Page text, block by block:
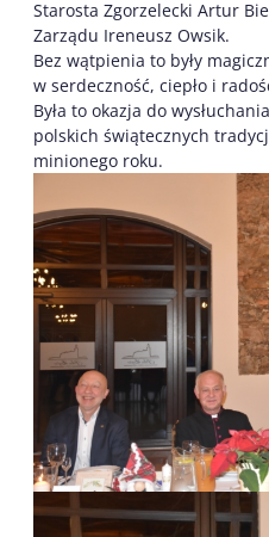
Starosta Zgorzelecki Artur
Zarządu Ireneusz Owsik.
Bez wątpienia to były
w serdeczność, ciepło i
Była to okazja do
polskich świątecznych
minionego roku.